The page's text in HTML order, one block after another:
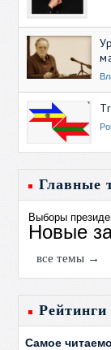
Главные
Выборы
Новые
все темы →
Рейтинги
Самое